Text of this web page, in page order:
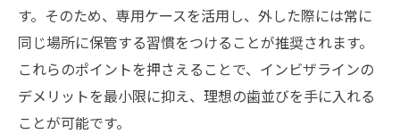
す。そのため、専用ケースを活用し、外した際には常に
同じ場所に保管する習慣をつけることが推奨されます。
これらのポイントを押さえることで、インビザラインの
デメリットを最小限に抑え、理想の歯並びを手に入れる
ことが可能です。